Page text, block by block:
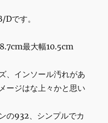
です。
最大幅10.5cm
、インソール汚れがあ
ージはな上々かと思い
の932、シンプルでカ